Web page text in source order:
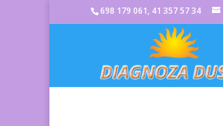
698 179 061, 41 357 57 34